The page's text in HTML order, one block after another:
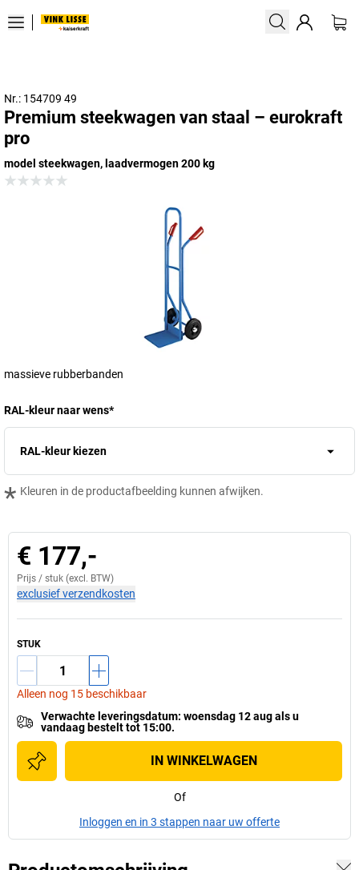
Nr.: 154709 49
Premium steekwagen van staal – eurokraft
pro
model steekwagen, laadvermogen 200 kg
massieve rubberbanden
RAL-kleur naar wens*
RAL-kleur kiezen
* Kleuren in de productafbeelding kunnen afwijken.
€ 177,-
Prijs / stuk (excl. BTW)
exclusief verzendkosten
STUK
Alleen nog 15 beschikbaar
Verwachte leveringsdatum: woensdag 12 augals u
vandaag bestelt tot 15:00.
IN WINKELWAGEN
Of
Inloggen en in 3 stappen naar uw offerte